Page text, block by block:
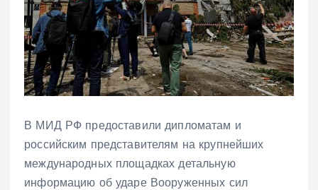
В МИД РФ предоставили дипломатам и
российским представителям на крупнейших
международных площадках детальную
информацию об ударе Вооруженных сил